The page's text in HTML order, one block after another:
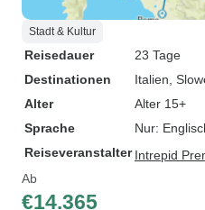
Stadt & Kultur
Reisedauer
23 Tage
Destinationen
Italien ,
Alter
Alter 15+
Sprache
Nur:
Reiseveranstalter Intrepid
Ab
€14.365